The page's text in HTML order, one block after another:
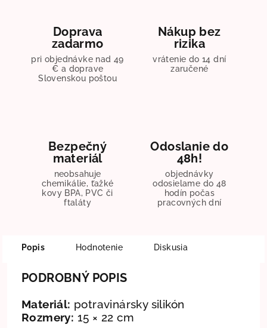
Doprava
zadarmo
pri objednávke nad 49
€ a doprave
Slovenskou poštou
Nákup bez
rizika
vrátenie do 14 dní
zaručené
Bezpečný
materiál
neobsahuje
chemikálie, ťažké
kovy BPA, PVC či
ftaláty
Odoslanie do
48h!
objednávky
odosielame do 48
hodín počas
pracovných dní
Popis Hodnotenie Diskusia
PODROBNÝ POPIS
Materiál: potravinársky silikón
Rozmery: 15 × 22 cm